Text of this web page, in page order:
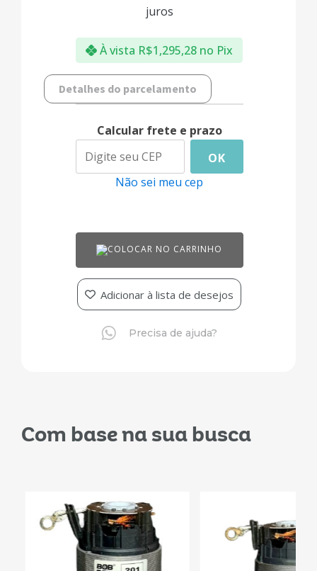
juros
À vista R$1,295,28 no Pix
Detalhes do parcelamento
Calcular frete e prazo
OK
Não sei meu cep
COLOCAR NO CARRINHO
Adicionar à lista de desejos
Precisa de ajuda?
Com base na sua busca